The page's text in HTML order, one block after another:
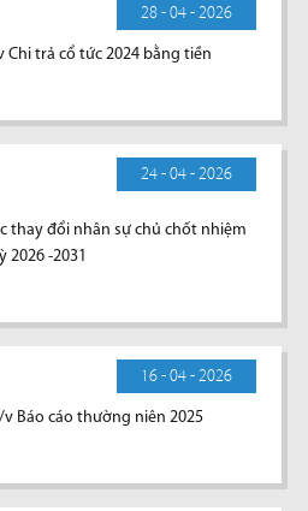
28 - 04 - 2026
Chi trả cổ tức 2024 bằng tiền
24 - 04 - 2026
thay đổi nhân sự chủ chốt nhiệm
2026 -2031
16 - 04 - 2026
v Báo cáo thường niên 2025